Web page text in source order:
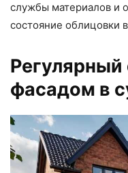
службы материалов и
состояние облицовки
Регулярный
фасадом в